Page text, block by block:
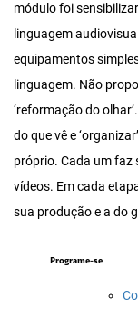
módulo foi
linguagem
equipamentos
linguagem. Não
‘reformação do
do que vê e
próprio. Cada um faz
vídeos. Em cada
sua produção e a do
Programe-se